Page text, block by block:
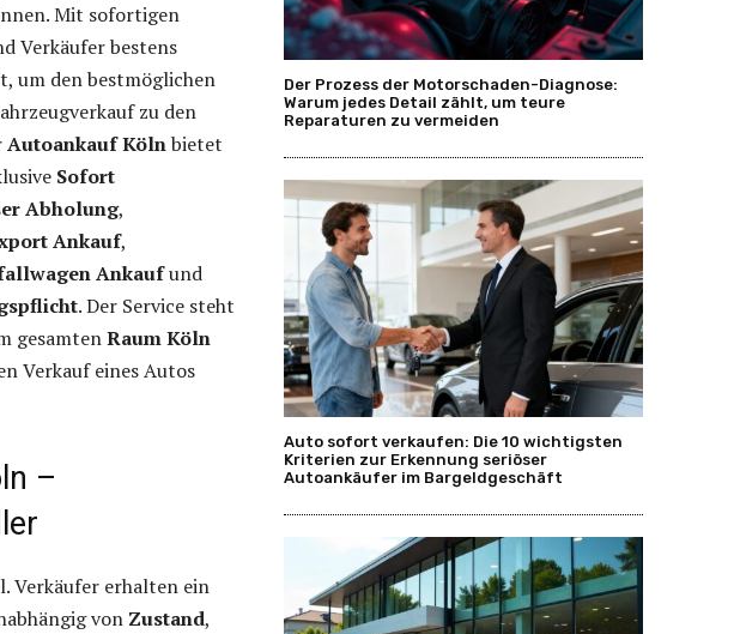
Mit sofortigen
Verkäufer bestens
um den bestmöglichen
zu den
Autoankauf Kölnbietet
Sofort
Abholung,
Ankauf,
Ankaufund
. Der Service steht
gesamtenRaum Köln
Verkauf eines Autos
–
Verkäufer erhalten ein
von Zustand,
Der Prozess der Motorschaden-Diagnose:
Warum jedes Detail zählt, um teure
Reparaturen zu vermeiden
Auto sofort verkaufen: Die 10 wichtigsten
Kriterien zur Erkennung seriöser
Autoankäufer im Bargeldgeschäft